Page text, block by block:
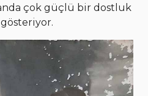
çok güçlü bir dostluk